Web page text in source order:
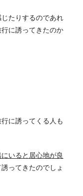
たりするのであれ
に誘ってきたのか
に誘ってくる人も
いると居心地が良
ってきたのでしょ